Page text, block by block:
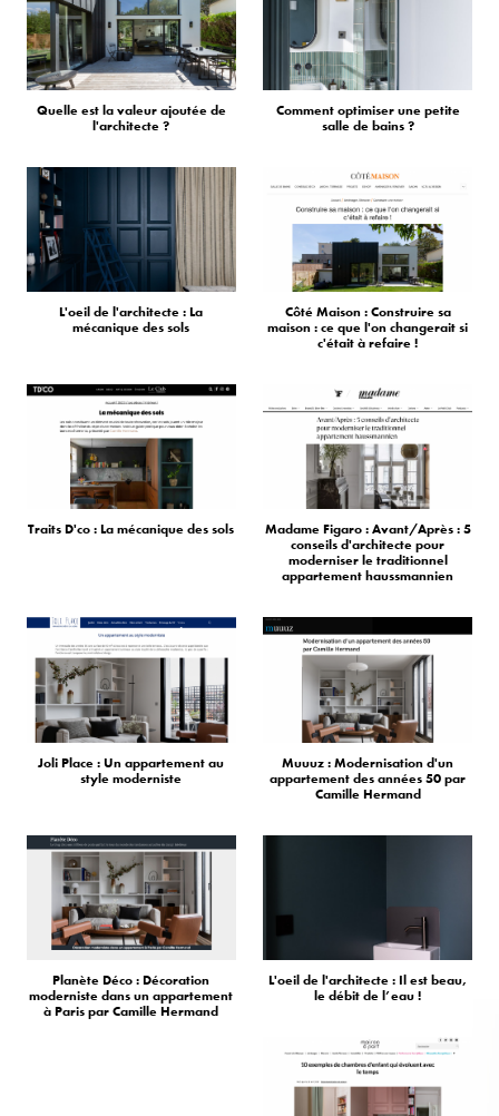
Quelle est la valeur ajoutée de
l'architecte ?
Comment optimiser une petite
salle de bains ?
L'oeil de l'architecte : La
mécanique des sols
Côté Maison : Construire sa
maison : ce que l'on changerait si
c'était à refaire !
Traits D'co : La mécanique des sols
Madame Figaro : Avant/Après : 5
conseils d'architecte pour
moderniser le traditionnel
appartement haussmannien
Joli Place : Un appartement au
style moderniste
Muuuz : Modernisation d'un
appartement des années 50 par
Camille Hermand
Planète Déco : Décoration
moderniste dans un appartement
à Paris par Camille Hermand
L'oeil de l'architecte : Il est beau,
le débit de l’eau !